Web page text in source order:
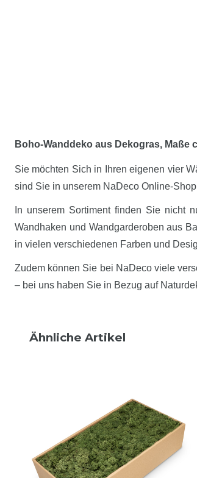
Boho-Wanddeko aus Dekogras, Maße
Sie möchten Sich in Ihren eigenen vier
sind Sie in unserem NaDeco Online-
In unserem Sortiment finden Sie nicht
Wandhaken und Wandgarderoben aus
in vielen verschiedenen Farben und
Zudem können Sie bei NaDeco viele
– bei uns haben Sie in Bezug auf
Ähnliche Artikel